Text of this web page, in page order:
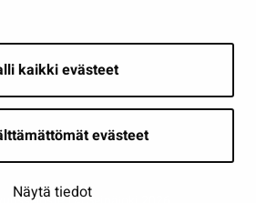
kaikki evästeet
evästeet
Näytä tiedot